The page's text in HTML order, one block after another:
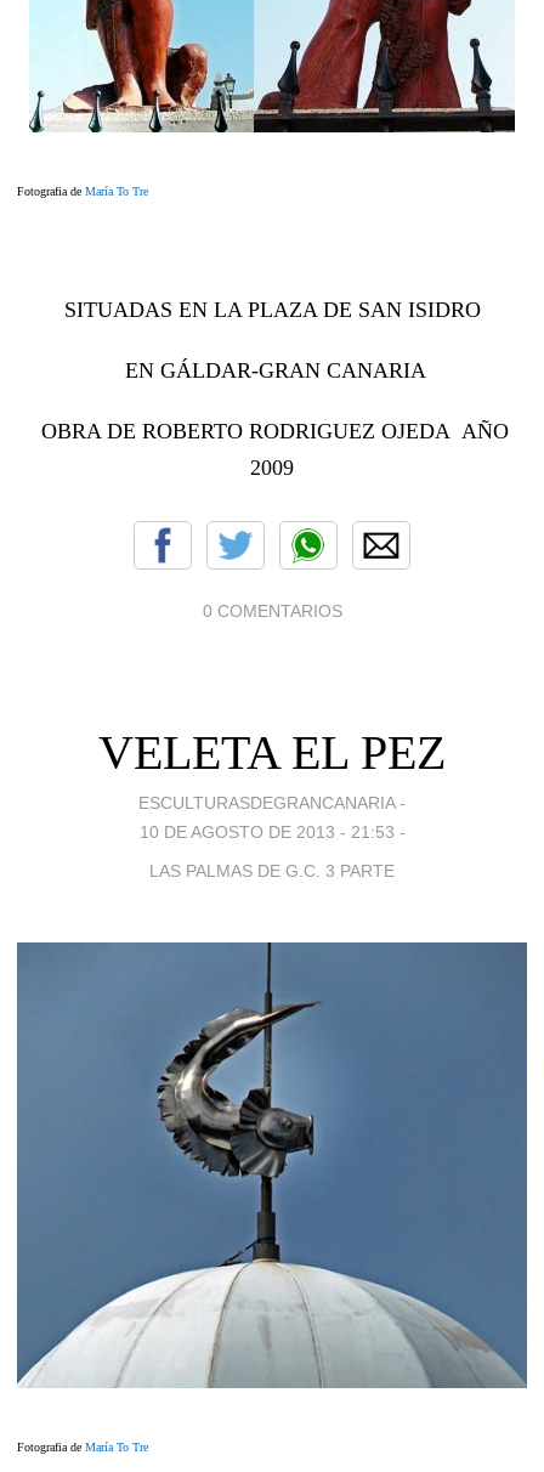
Fotografia de María To Tre
SITUADAS EN LA PLAZA DE SAN ISIDRO
EN GÁLDAR-GRAN CANARIA
OBRA DE ROBERTO RODRIGUEZ OJEDA AÑO
2009
0 COMENTARIOS
VELETA EL PEZ
ESCULTURASDEGRANCANARIA -
10 DE AGOSTO DE 2013 - 21:53 -
LAS PALMAS DE G.C. 3 PARTE
Fotografia de María To Tre